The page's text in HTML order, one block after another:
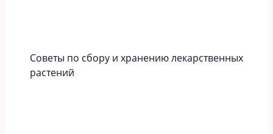
Советы по сбору и хранению лекарственных
растений